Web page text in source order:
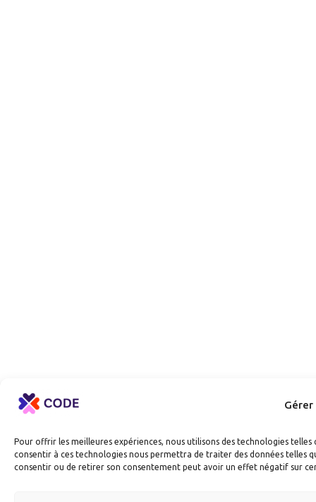
Pour offrir les meilleures expériences, nous utilisons des technologies
consentir à ces technologies nous permettra de traiter des données telles
consentir ou de retirer son consentement peut avoir un effet négatif sur